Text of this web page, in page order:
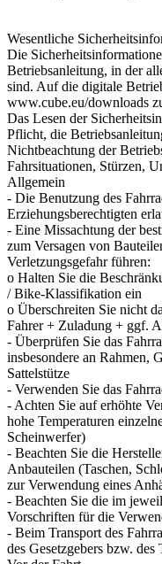
Wesentliche
Die
Betriebsanleitung, in der
sind. Auf die digitale
www.cube.eu/downloads
Das Lesen der
Pflicht, die
Nichtbeachtung der
Fahrsituationen, Stürzen,
Allgemein
- Die Benutzung des
Erziehungsberechtigten
- Eine Missachtung der
zum Versagen von
Verletzungsgefahr führen:
o Halten Sie die
/ Bike-Klassifikation ein
o Überschreiten Sie nicht
Fahrer + Zuladung + ggf.
- Überprüfen Sie das
insbesondere an Rahmen,
Sattelstütze
- Verwenden Sie das
- Achten Sie auf erhöhte
hohe Temperaturen
Scheinwerfer)
- Beachten Sie die
Anbauteilen (Taschen,
zur Verwendung eines
- Beachten Sie die im
Vorschriften für die
- Beim Transport des
des Gesetzgebers bzw. des